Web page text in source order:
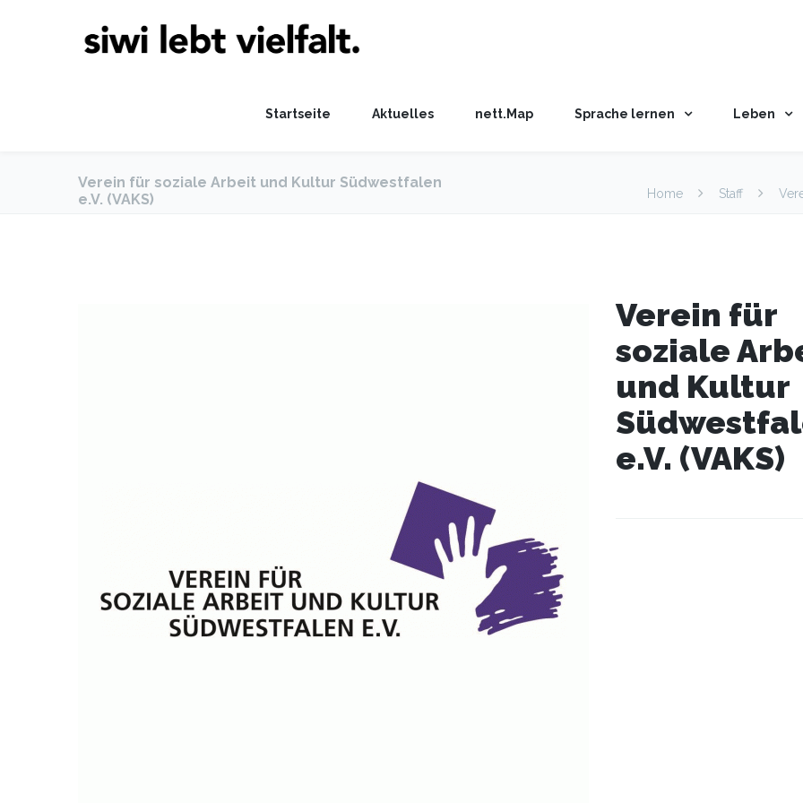
Startseite Aktuelles nett.Map Sprache lernen Leben
Verein für soziale Arbeit und Kultur Südwestfalen
e.V. (VAKS)
Home Staff
Verein für
soziale
und Kultur
e.V. (VAKS)